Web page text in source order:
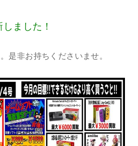
ました！
是非お持ちくださいませ。